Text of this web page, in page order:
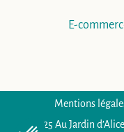
E-
Mentions
© 2025 Au Jardin